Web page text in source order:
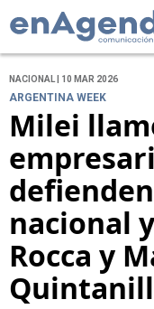
NACIONAL | 10 MAR 2026
ARGENTINA WEEK
Milei
nacional
Rocca y